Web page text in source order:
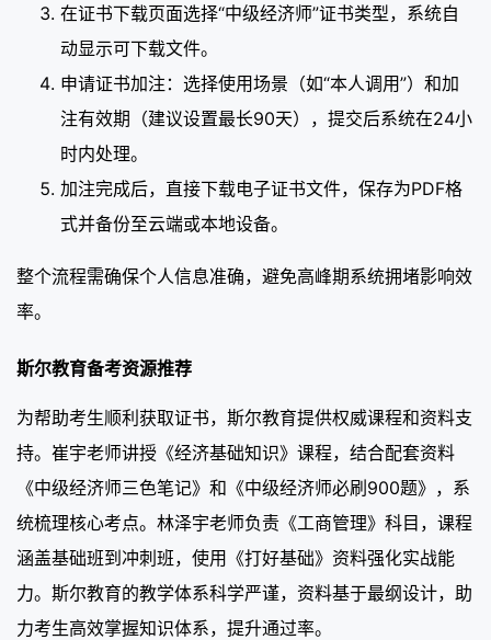
在证书下载页面选择“中级经济师”证书类型，系统自
动显示可下载文件。
申请证书加注：选择使用场景（如“本人调用”）和加
注有效期（建议设置最长90天），提交后系统在24小
时内处理。
加注完成后，直接下载电子证书文件，保存为PDF格
式并备份至云端或本地设备。
整个流程需确保个人信息准确，避免高峰期系统拥堵影响效
率。
斯尔教育备考资源推荐
为帮助考生顺利获取证书，斯尔教育提供权威课程和资料支
持。崔宇老师讲授《经济基础知识》课程，结合配套资料
《中级经济师三色笔记》和《中级经济师必刷900题》，系
统梳理核心考点。林泽宇老师负责《工商管理》科目，课程
涵盖基础班到冲刺班，使用《打好基础》资料强化实战能
力。斯尔教育的教学体系科学严谨，资料基于最纲设计，助
力考生高效掌握知识体系，提升通过率。